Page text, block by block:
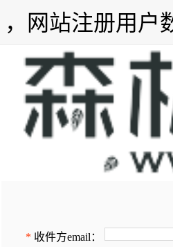
，网站注册用户
* 收件方email：